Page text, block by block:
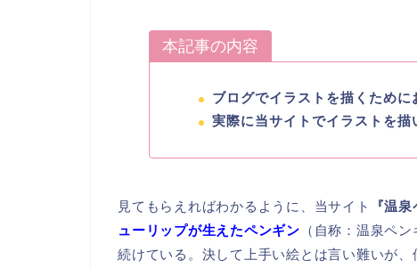
本記事の内容
ブログでイラストを描くために
実際に当サイトでイラストを描
見てもらえればわかるように、当サイト 『温
ューリップが生えたペンギン （自称：温泉ペ
続けている。決して上手い絵とは言い難いが、